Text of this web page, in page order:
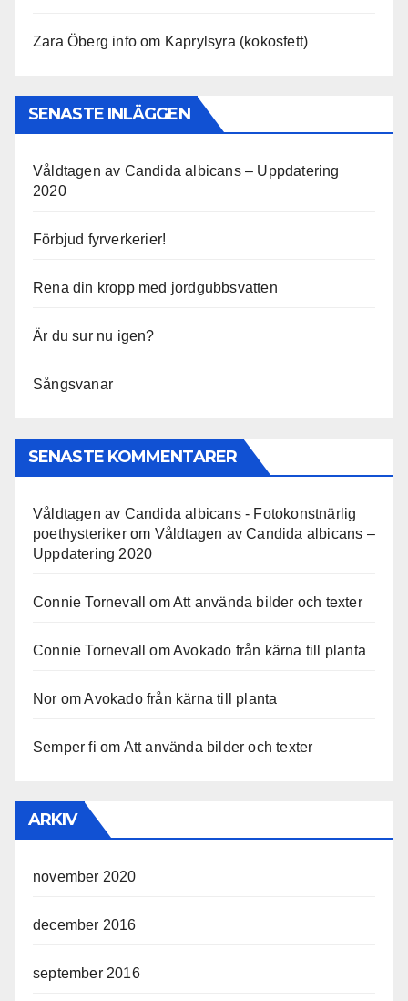
Zara Öberg info om Kaprylsyra (kokosfett)
SENASTE INLÄGGEN
Våldtagen av Candida albicans – Uppdatering
2020
Förbjud fyrverkerier!
Rena din kropp med jordgubbsvatten
Är du sur nu igen?
Sångsvanar
SENASTE KOMMENTARER
Våldtagen av Candida albicans - Fotokonstnärlig
poethysterikerom Våldtagen av Candida albicans –
Uppdatering 2020
Connie Tornevall omAtt använda bilder och texter
Connie Tornevall omAvokado från kärna till planta
Nor omAvokado från kärna till planta
Semper fi om Att använda bilder och texter
ARKIV
november 2020
december 2016
september 2016